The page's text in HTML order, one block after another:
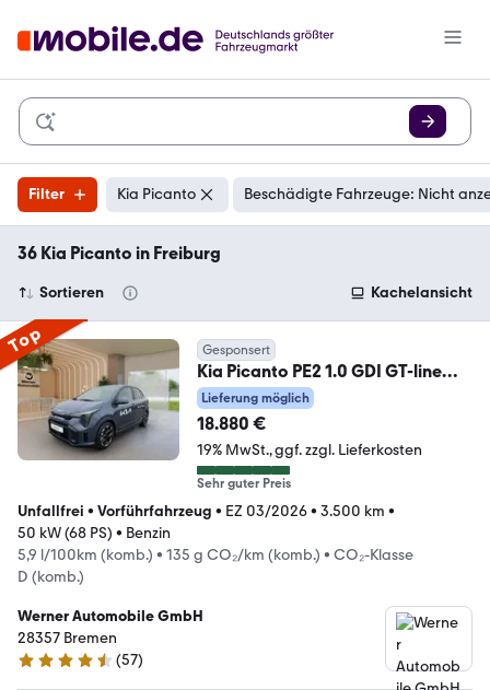
Filter Kia Picanto Beschädigte Fahrzeuge: Nicht
36 Kia Picanto in Freiburg
Sortieren Kachelansicht
Top Gesponsert
Kia Picanto PE2 1.0 GDI GT-line
AMT
Lieferung möglich
18.880 €
19% MwSt. ggf. zzgl. Lieferkosten
Sehr guter Preis
Unfallfrei • Vorführfahrzeug • EZ 03/2026• 3.500 km •
50 kW (68 PS) • Benzin
5,9 l/100km (komb.) • 135 g CO₂/km (komb.) • CO₂-Klasse
D (komb.)
Werner Automobile GmbH
28357 Bremen
4.6 Sterne
(57)